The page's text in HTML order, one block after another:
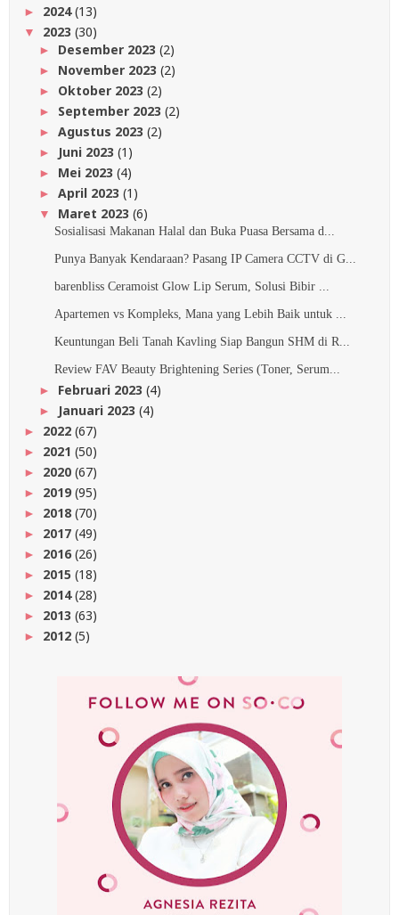
► 2024(13)
▼ 2023 (30)
► Desember 2023 (2)
► November 2023 (2)
► Oktober 2023 (2)
► September 2023 (2)
► Agustus 2023 (2)
► Juni 2023 (1)
► Mei 2023 (4)
► April 2023 (1)
▼ Maret 2023 (6)
Sosialisasi Makanan Halal dan Buka Puasa Bersama d...
Punya Banyak Kendaraan? Pasang IP Camera CCTV di G...
barenbliss Ceramoist Glow Lip Serum, Solusi Bibir ...
Apartemen vs Kompleks, Mana yang Lebih Baik untuk ...
Keuntungan Beli Tanah Kavling Siap Bangun SHM di R...
Review FAV Beauty Brightening Series (Toner, Serum...
► Februari 2023 (4)
► Januari 2023 (4)
► 2022 (67)
► 2021 (50)
► 2020 (67)
► 2019(95)
► 2018 (70)
► 2017 (49)
► 2016(26)
► 2015 (18)
► 2014(28)
► 2013 (63)
► 2012 (5)